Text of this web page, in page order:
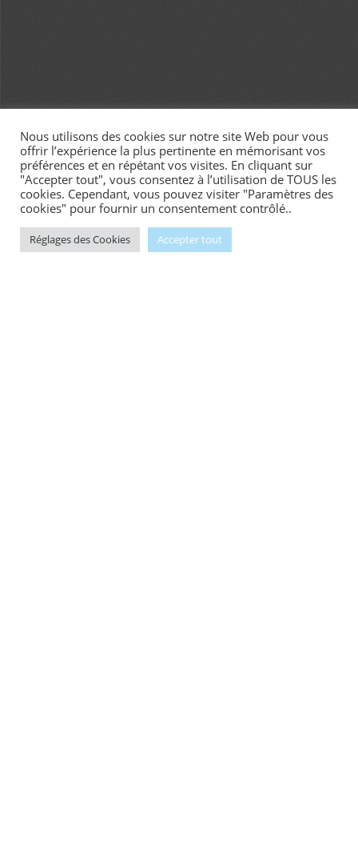
Nous utilisons des cookies sur notre site Web pour vous
offrir l’expérience la plus pertinente en mémorisant vos
préférences et en répétant vos visites. En cliquant sur
"Accepter tout", vous consentez à l’utilisation de TOUS les
cookies. Cependant, vous pouvez visiter "Paramètres des
cookies" pour fournir un consentement contrôlé..
Réglages des Cookies Accepter tout